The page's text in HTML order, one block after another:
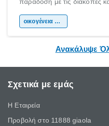
χώρας. Είτε πρόκειται για
οικογένεια & παιδί
Ανακάλυψε
Σχετικά με εμάς
Η Εταιρεία
Προβολή στο 11888 giaola